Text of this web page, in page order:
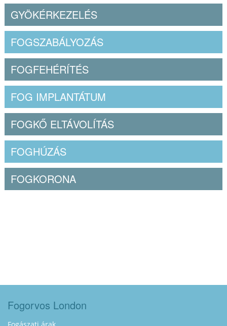
GYÖKÉRKEZELÉS
FOGSZABÁLYOZÁS
FOGFEHÉRÍTÉS
FOG IMPLANTÁTUM
FOGKŐ ELTÁVOLÍTÁS
FOGHÚZÁS
FOGKORONA
Fogorvos London